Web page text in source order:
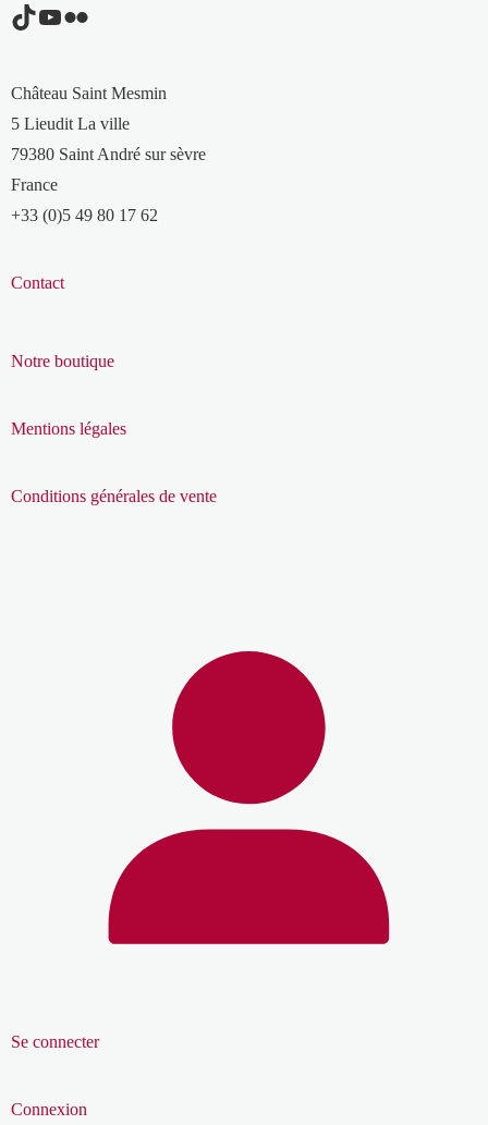
TikTok
YouTube
Flickr
Château Saint Mesmin
5 Lieudit La ville
79380 Saint André sur sèvre
France
+33 (0)5 49 80 17 62
Contact
Notre boutique
Mentions légales
Conditions générales de vente
Se connecter
Connexion